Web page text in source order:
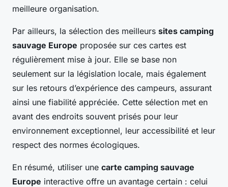
meilleure organisation.
Par ailleurs, la sélection des meilleurs sites camping
sauvage Europe proposée sur ces cartes est
régulièrement mise à jour. Elle se base non
seulement sur la législation locale, mais également
sur les retours d’expérience des campeurs, assurant
ainsi une fiabilité appréciée. Cette sélection met en
avant des endroits souvent prisés pour leur
environnement exceptionnel, leur accessibilité et leur
respect des normes écologiques.
En résumé, utiliser une carte camping sauvage
Europe interactive offre un avantage certain : celui